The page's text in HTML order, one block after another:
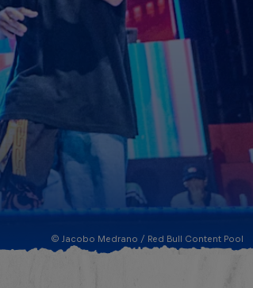
© Jacobo Medrano / Red Bull Content Pool